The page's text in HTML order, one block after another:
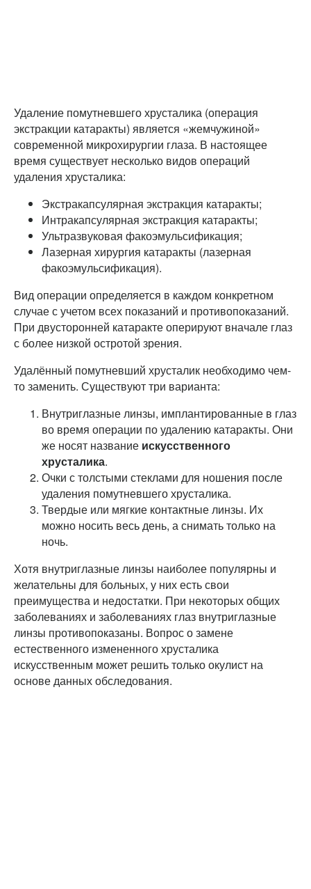
Удаление помутневшего хрусталика (операция
экстракции катаракты) является «жемчужиной»
современной микрохирургии глаза. В настоящее
время существует несколько видов операций
удаления хрусталика:
Экстракапсулярная экстракция катаракты;
Интракапсулярная экстракция катаракты;
Ультразвуковая факоэмульсификация;
Лазерная хирургия катаракты (лазерная
факоэмульсификация).
Вид операции определяется в каждом конкретном
случае с учетом всех показаний и противопоказаний.
При двусторонней катаракте оперируют вначале глаз
с более низкой остротой зрения.
Удалённый помутневший хрусталик необходимо чем-
то заменить. Существуют три варианта:
Внутриглазные линзы, имплантированные в глаз
во время операции по удалению катаракты. Они
же носят название искусственного
хрусталика.
Очки с толстыми стеклами для ношения после
удаления помутневшего хрусталика.
Твердые или мягкие контактные линзы. Их
можно носить весь день, а снимать только на
ночь.
Хотя внутриглазные линзы наиболее популярны и
желательны для больных, у них есть свои
преимущества и недостатки. При некоторых общих
заболеваниях и заболеваниях глаз внутриглазные
линзы противопоказаны. Вопрос о замене
естественного измененного хрусталика
искусственным может решить только окулист на
основе данных обследования.